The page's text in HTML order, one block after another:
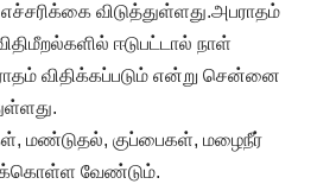
விடுத்துள்ளது.அபராதம்
ஈடுபட்டால் நாள்
விதிக்கப்படும் என்று சென்னை
மண்டுதல், குப்பைகள், மழைநீர்
வேண்டும்.